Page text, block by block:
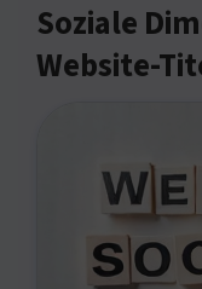
Soziale
Website-